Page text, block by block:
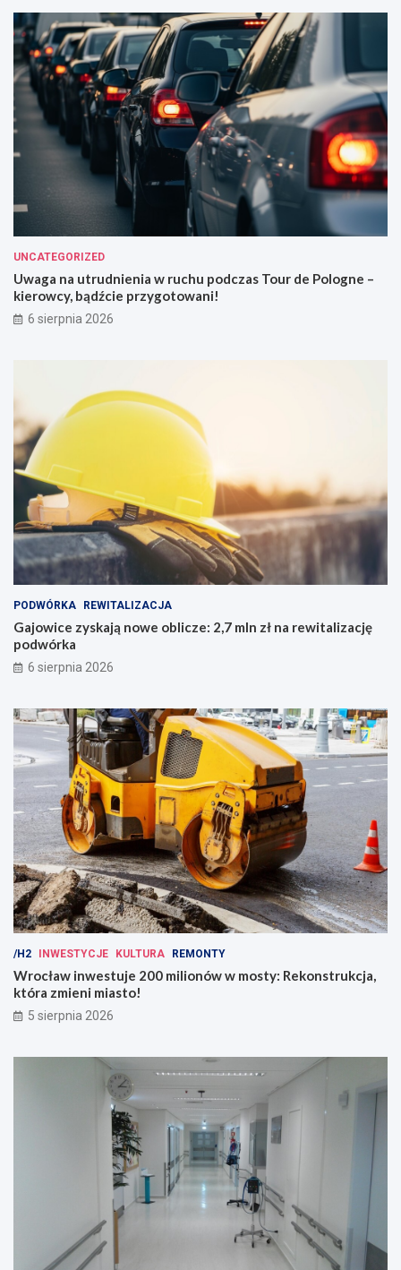
UNCATEGORIZED
Uwaga na utrudnienia w ruchu podczas Tour de Pologne –
kierowcy, bądźcie przygotowani!
6 sierpnia 2026
PODWÓRKA REWITALIZACJA
Gajowice zyskają nowe oblicze: 2,7 mln zł na rewitalizację
podwórka
6 sierpnia 2026
/H2 INWESTYCJE KULTURA REMONTY
Wrocław inwestuje 200 milionów w mosty: Rekonstrukcja,
która zmieni miasto!
5 sierpnia 2026